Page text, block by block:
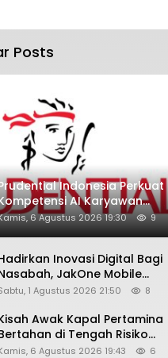
Posts
Indonesia Perkuat
AI Karyawan
AI Week
6 Agustus 2026 19:30 9
Inovasi Digital Bagi
JakOne Mobile
Bank Jakarta Sukses
2026
1 Agustus 2026 21:50 8
Awak Kapal Pertamina
di Tengah Risiko
Selat Hormuz
6 Agustus 2026 19:43 6